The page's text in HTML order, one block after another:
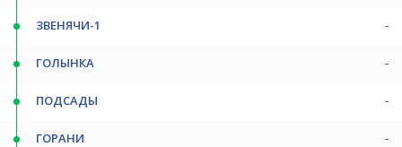
ЗВЕНЯЧИ-1 -
ГОЛЫНКА -
ПОДСАДЫ -
ГОРАНИ -